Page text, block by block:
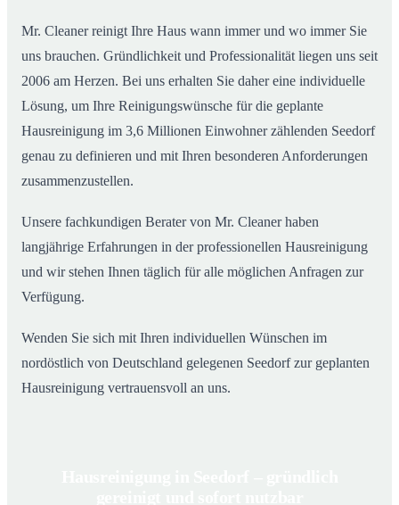
Mr. Cleaner reinigt Ihre Haus wann immer und wo immer Sie
uns brauchen. Gründlichkeit und Professionalität liegen uns seit
2006 am Herzen. Bei uns erhalten Sie daher eine individuelle
Lösung, um Ihre Reinigungswünsche für die geplante
Hausreinigung im 3,6 Millionen Einwohner zählenden Seedorf
genau zu definieren und mit Ihren besonderen Anforderungen
zusammenzustellen.
Unsere fachkundigen Berater von Mr. Cleaner haben
langjährige Erfahrungen in der professionellen Hausreinigung
und wir stehen Ihnen täglich für alle möglichen Anfragen zur
Verfügung.
Wenden Sie sich mit Ihren individuellen Wünschen im
nordöstlich von Deutschland gelegenen Seedorf zur geplanten
Hausreinigung vertrauensvoll an uns.